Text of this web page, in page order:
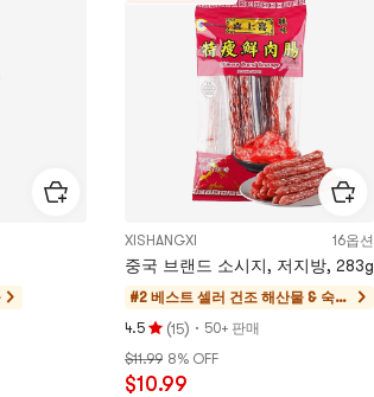
XISHANGXI 16옵션
중국 브랜드 소시지, 저지방, 283g
#2 베스트 셀러 건조 해산물 & 숙성
베이컨
4.5
평
점
4.5
(15) · 50+ 판매
$11.99 8% OFF
$10.99